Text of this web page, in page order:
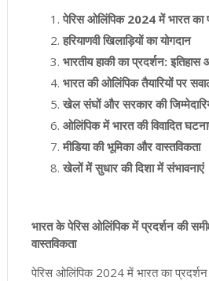
पेरिस ओलिंपिक 2024 में भारत का
हरियाणवी खिलाड़ियों का योगदान
भारतीय हाकी का प्रदर्शन: इतिहास
भारत की ओलिंपिक तैयारियों पर
खेल संघों और सरकार की
ओलिंपिक में भारत की विवादित
मीडिया की भूमिका और वास्तविकता
खेलों में सुधार की दिशा में संभावनाएं
भारत के पेरिस ओलिंपिक में प्रदर्शन की
वास्तविकता
पेरिस ओलिंपिक 2024 में भारत का